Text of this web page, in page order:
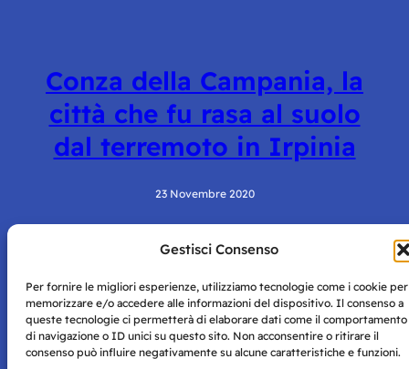
Gestisci Consenso
Per fornire le migliori esperienze, utilizziamo tecnologie come i cookie per
memorizzare e/o accedere alle informazioni del dispositivo. Il consenso a
queste tecnologie ci permetterà di elaborare dati come il comportamento
di navigazione o ID unici su questo sito. Non acconsentire o ritirare il
consenso può influire negativamente su alcune caratteristiche e funzioni.
Conza della Campania, la
città che fu rasa al suolo
dal terremoto in Irpinia
23 Novembre 2020